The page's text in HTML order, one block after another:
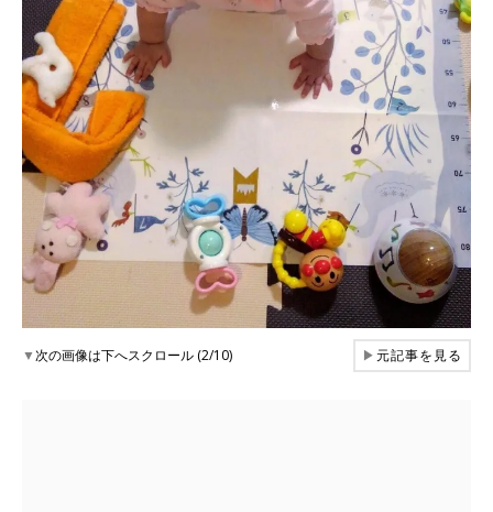
▼次の画像は下へスクロール (2/10) ▶元記事を見る